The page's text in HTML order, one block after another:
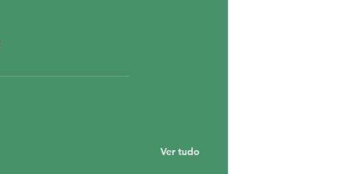
Ver tudo